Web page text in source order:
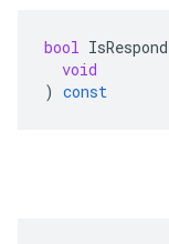
bool
void
) const